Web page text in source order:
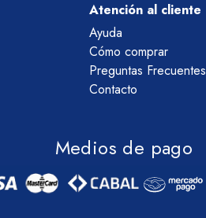
Atención al cliente
Ayuda
Cómo comprar
Preguntas Frecuentes
Contacto
Medios de pago